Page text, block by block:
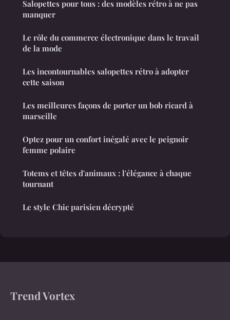
Salopettes pour tous : des modèles rétro à ne pas
manquer
Le rôle du commerce électronique dans le travail
de la mode
Les incontournables salopettes rétro à adopter
cette saison
Les meilleures façons de porter un bob ricard à
marseille
Optez pour un confort inégalé avec le peignoir
femme polaire
Totems et têtes d'animaux : l'élégance à chaque
tournant
Le style Chic parisien décrypté
Trend Vortex